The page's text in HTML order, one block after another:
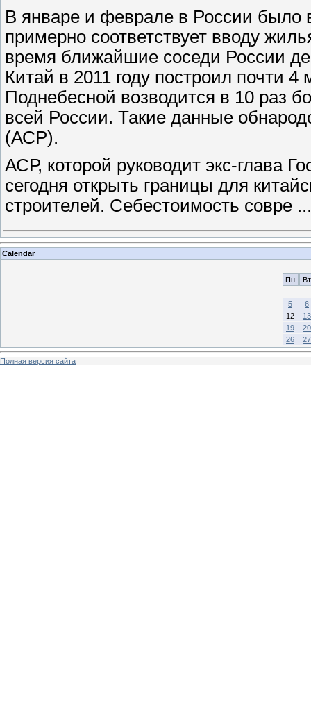
В январе и феврале в России было
примерно соответствует вводу
время ближайшие соседи России
Китай в 2011 году построил почти
Поднебесной возводится в 10 раз
всей России. Такие данные
(АСР).
АСР, которой руководит экс-глава
сегодня открыть границы для
строителей. Себестоимость совре
Calendar
Пн Вт
5
6
12
13
19
20
26
27
Полная версия сайта